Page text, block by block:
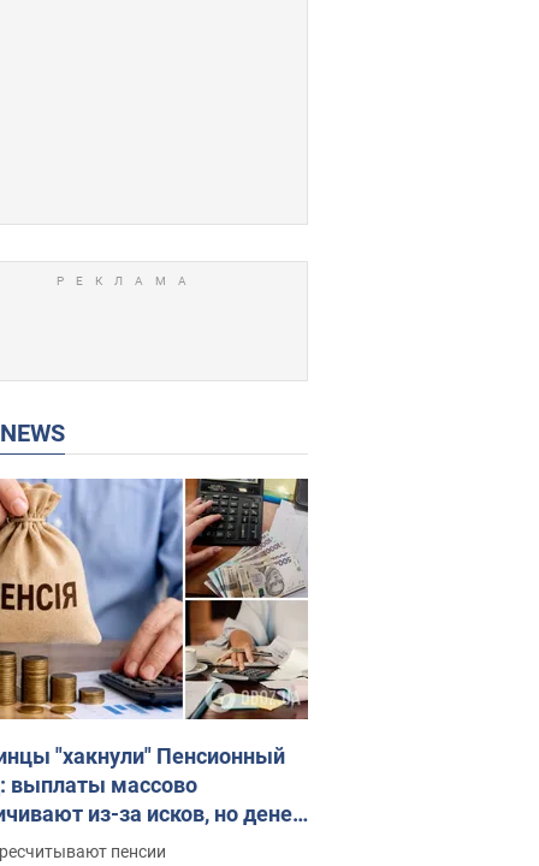
NEWS
"хакнули" Пенсионный
выплаты массово
из-за исков, но денег
пенсии